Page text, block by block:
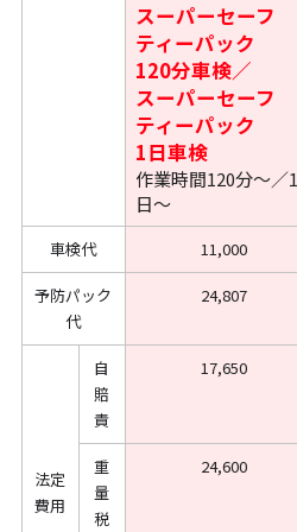
スーパーセーフ
ティーパック
120分車検／
スーパーセーフ
ティーパック
1日車検
作業時間120分〜／1
日〜
車検代 11,000
予防パック
代
24,807
法定
費用
自
賠
責
17,650
重
量
税
24,600